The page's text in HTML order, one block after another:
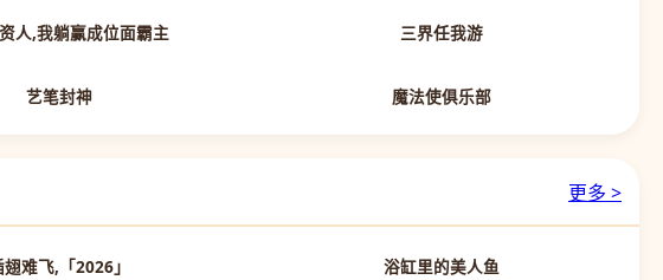
人,我躺赢成位面霸主 三界任我游
艺笔封神 魔法使俱乐部
更多 >
正片
翅难飞,「2026」
正片
浴缸里的美人鱼